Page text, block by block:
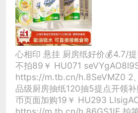
心相印 悬挂 厨房纸好价💰4.7/
不拍89￥ HU071
https://m.tb.cn/h.8SeVMZ0 2
品级厨房抽纸120抽5提点开领
币页面加购19￥ HU293